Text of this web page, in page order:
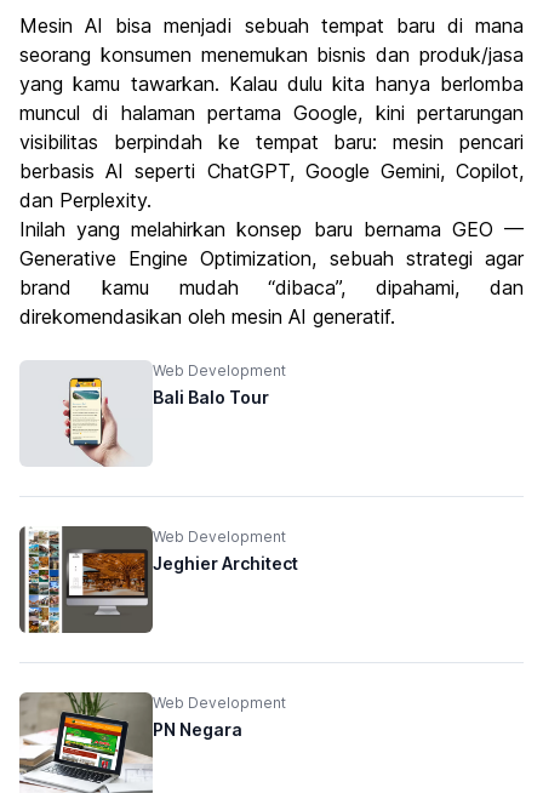
Mesin AI bisa menjadi sebuah tempat baru di mana
seorang konsumen menemukan bisnis dan produk/jasa
yang kamu tawarkan. Kalau dulu kita hanya berlomba
muncul di halaman pertama Google, kini pertarungan
visibilitas berpindah ke tempat baru: mesin pencari
berbasis AI seperti ChatGPT, Google Gemini, Copilot,
dan Perplexity.
Inilah yang melahirkan konsep baru bernama GEO —
Generative Engine Optimization, sebuah strategi agar
brand kamu mudah “dibaca”, dipahami, dan
direkomendasikan oleh mesin AI generatif.
Web Development
Bali Balo Tour
Web Development
Jeghier Architect
Web Development
PN Negara